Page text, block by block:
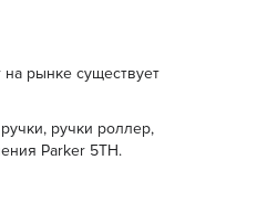
рынке существует
ручки роллер,
Parker 5TH.